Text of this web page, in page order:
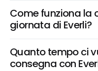
Come funziona la
giornata di Everli?
Quanto tempo ci
consegna con